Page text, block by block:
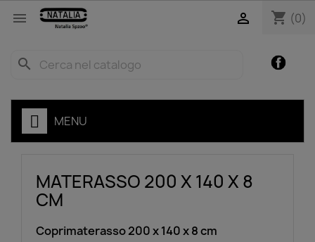
 shopping_cart (0)

search
MENU
MATERASSO 200 X 140 X 8
CM
Coprimaterasso 200 x 140 x 8 cm